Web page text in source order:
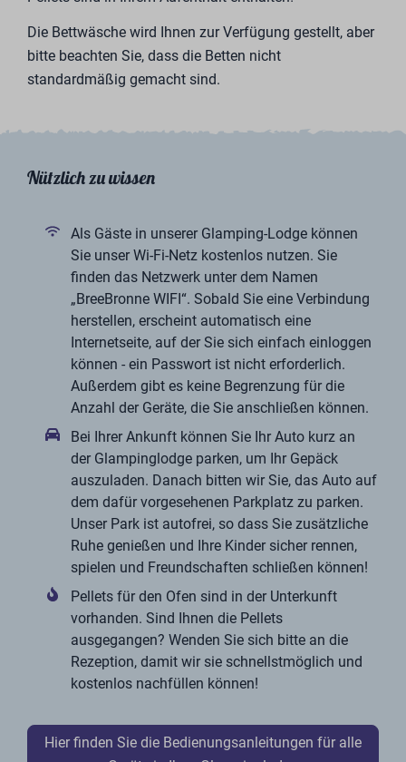
Die Bettwäsche wird Ihnen zur Verfügung gestellt, aber
bitte beachten Sie, dass die Betten nicht
standardmäßig gemacht sind.
Nützlich zu wissen
Als Gäste in unserer Glamping-Lodge können
Sie unser Wi-Fi-Netz kostenlos nutzen. Sie
finden das Netzwerk unter dem Namen
„BreeBronne WIFI“. Sobald Sie eine Verbindung
herstellen, erscheint automatisch eine
Internetseite, auf der Sie sich einfach einloggen
können - ein Passwort ist nicht erforderlich.
Außerdem gibt es keine Begrenzung für die
Anzahl der Geräte, die Sie anschließen können.
Bei Ihrer Ankunft können Sie Ihr Auto kurz an
der Glampinglodge parken, um Ihr Gepäck
auszuladen. Danach bitten wir Sie, das Auto auf
dem dafür vorgesehenen Parkplatz zu parken.
Unser Park ist autofrei, so dass Sie zusätzliche
Ruhe genießen und Ihre Kinder sicher rennen,
spielen und Freundschaften schließen können!
Pellets für den Ofen sind in der Unterkunft
vorhanden. Sind Ihnen die Pellets
ausgegangen? Wenden Sie sich bitte an die
Rezeption, damit wir sie schnellstmöglich und
kostenlos nachfüllen können!
Hier finden Sie die Bedienungsanleitungen für alle